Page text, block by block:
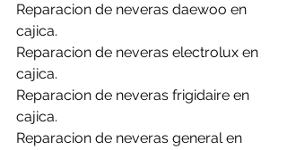
Reparacion de neveras daewoo en
cajica.
Reparacion de neveras electrolux en
cajica.
Reparacion de neveras frigidaire en
cajica.
Reparacion de neveras general en